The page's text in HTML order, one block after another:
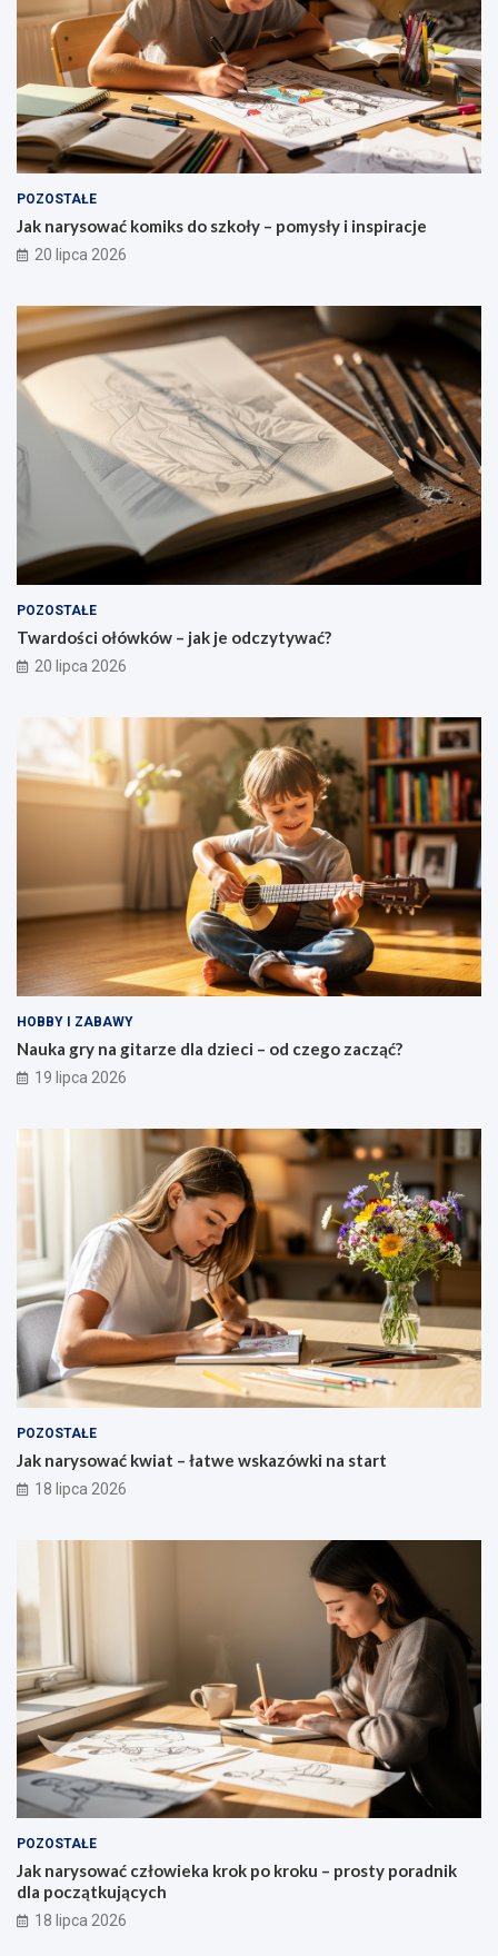
POZOSTAŁE
Jak narysować komiks do szkoły – pomysły i inspiracje
20 lipca 2026
POZOSTAŁE
Twardości ołówków – jak je odczytywać?
20 lipca 2026
HOBBY I ZABAWY
Nauka gry na gitarze dla dzieci – od czego zacząć?
19 lipca 2026
POZOSTAŁE
Jak narysować kwiat – łatwe wskazówki na start
18 lipca 2026
POZOSTAŁE
Jak narysować człowieka krok po kroku – prosty poradnik
dla początkujących
18 lipca 2026